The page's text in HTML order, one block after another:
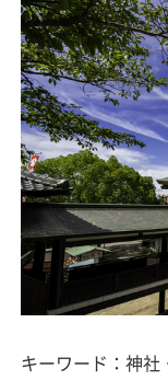
キーワード：神社